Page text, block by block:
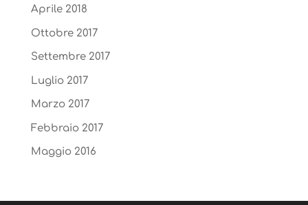
Aprile 2018
Ottobre 2017
Settembre 2017
Luglio 2017
Marzo 2017
Febbraio 2017
Maggio 2016